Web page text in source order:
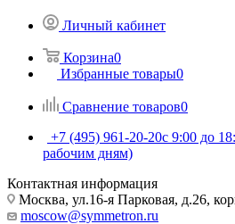
Личный кабинет
Корзина0
Избранные товары0
Сравнение товаров0
+7 (495) 961-20-20с 9:00 до
рабочим дням)
Контактная информация
Москва, ул.16-я Парковая, д.26,
moscow@symmetron.ru